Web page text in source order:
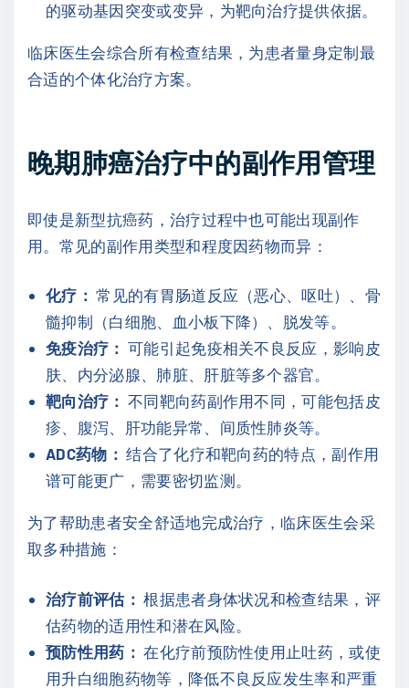
的驱动基因突变或变异，为靶向治疗提供依据。
临床医生会综合所有检查结果，为患者量身定制最
合适的个体化治疗方案。
晚期肺癌治疗中的副作用管理
即使是新型抗癌药，治疗过程中也可能出现副作
用。常见的副作用类型和程度因药物而异：
化疗： 常见的有胃肠道反应（恶心、呕吐）、骨
髓抑制（白细胞、血小板下降）、脱发等。
免疫治疗： 可能引起免疫相关不良反应，影响皮
肤、内分泌腺、肺脏、肝脏等多个器官。
靶向治疗： 不同靶向药副作用不同，可能包括皮
疹、腹泻、肝功能异常、间质性肺炎等。
ADC药物： 结合了化疗和靶向药的特点，副作用
谱可能更广，需要密切监测。
为了帮助患者安全舒适地完成治疗，临床医生会采
取多种措施：
治疗前评估： 根据患者身体状况和检查结果，评
估药物的适用性和潜在风险。
预防性用药： 在化疗前预防性使用止吐药，或使
用升白细胞药物等，降低不良反应发生率和严重